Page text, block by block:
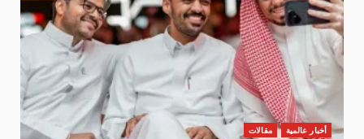
أخبار عالمية مقالات